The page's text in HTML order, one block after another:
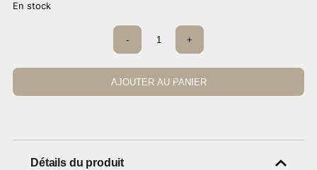
En stock
quantité
Jupe
short
star
- +
AJOUTER AU PANIER
Détails du produit